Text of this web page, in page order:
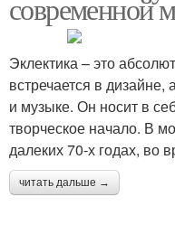
современной
Эклектика – это
встречается в дизайне,
и музыке. Он носит в
творческое начало. В
далеких 70-х годах, во
читать дальше →